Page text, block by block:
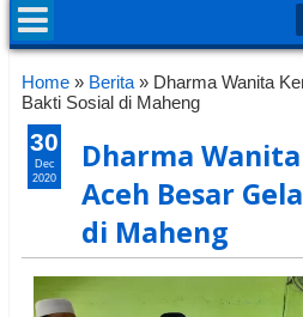
Home » Berita » Dharma Wanita
Bakti Sosial di Maheng
Dharma
Aceh Besar
di Maheng
30
Dec
2020